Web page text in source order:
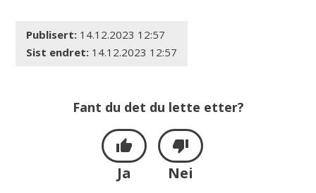
Publisert 14.12.2023 12:57
Sist endret 14.12.2023 12:57
Fant du det du lette etter?
Ja Nei